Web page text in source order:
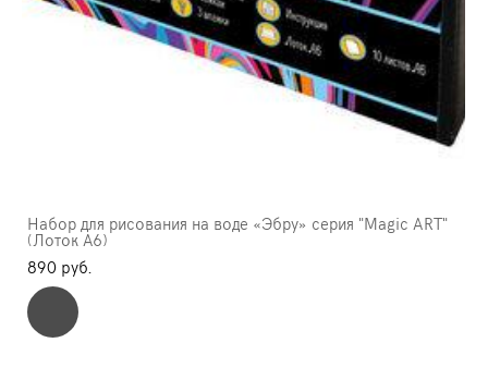
Набор для рисования на воде «Эбру» серия "Magic ART"
(Лоток А6)
890 pуб.